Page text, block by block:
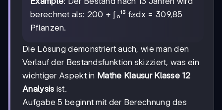
berechnet als: 200 + ∫₀¹³ fx
xdx = 309,85
Pflanzen.
Die Lösung demonstriert auch, wie man den
Verlauf der Bestandsfunktion skizziert, was ein
wichtiger Aspekt in Mathe Klausur Klasse 12
Analysis ist.
Aufgabe 5 beginnt mit der Berechnung des